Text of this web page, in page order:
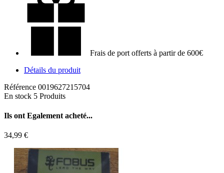
Frais de port offerts à partir de 600€
Détails du produit
Référence 0019627215704
En stock 5 Produits
Ils ont Egalement acheté...
34,99 €